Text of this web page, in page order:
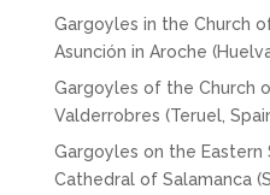
Gargoyles in the Church
Asunción in Aroche
Gargoyles of the Church
Valderrobres (Teruel,
Gargoyles on the
Cathedral of Salamanca